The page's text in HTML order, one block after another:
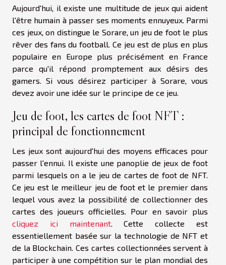
Aujourd'hui, il existe une multitude de jeux qui aident
l'être humain à passer ses moments ennuyeux. Parmi
ces jeux, on distingue le Sorare, un jeu de foot le plus
rêver des fans du football. Ce jeu est de plus en plus
populaire en Europe plus précisément en France
parce qu'il répond promptement aux désirs des
gamers. Si vous désirez participer à Sorare, vous
devez avoir une idée sur le principe de ce jeu.
Jeu de foot, les cartes de foot NFT :
principal de fonctionnement
Les jeux sont aujourd'hui des moyens efficaces pour
passer l'ennui. Il existe une panoplie de jeux de foot
parmi lesquels on a le jeu de cartes de foot de NFT.
Ce jeu est le meilleur jeu de foot et le premier dans
lequel vous avez la possibilité de collectionner des
cartes des joueurs officielles. Pour en savoir plus
cliquez ici maintenant. Cette collecte est
essentiellement basée sur la technologie de NFT et
de la Blockchain. Ces cartes collectionnées servent à
participer à une compétition sur le plan mondial des